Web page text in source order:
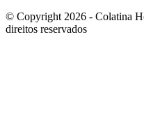
© Copyright 2026 - Colatina
direitos reservados